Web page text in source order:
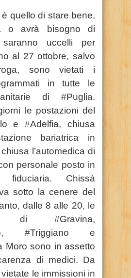
è quello di stare bene,
o avrà bisogno di
saranno uccelli per
al 27 ottobre, salvo
sono vietati i
in tutte le
di #Puglia.
le postazioni del
e #Adelfia, chiusa
bariatrica in
l’automedica di
personale posto in
fiduciaria. Chissà
sotto la cenere del
dalle 8 alle 20, le
di #Gravina,
#Triggiano e
Moro sono in assetto
di medici. Da
le immissioni in